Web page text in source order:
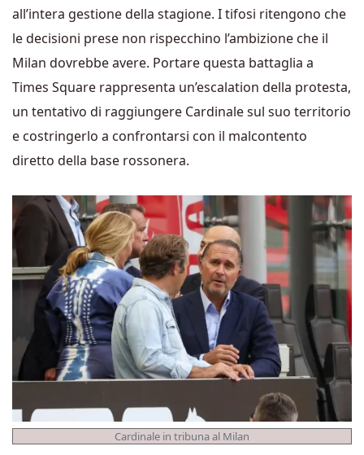
all’intera gestione della stagione. I tifosi ritengono che
le decisioni prese non rispecchino l’ambizione che il
Milan dovrebbe avere. Portare questa battaglia a
Times Square rappresenta un’escalation della protesta,
un tentativo di raggiungere Cardinale sul suo territorio
e costringerlo a confrontarsi con il malcontento
diretto della base rossonera.
Cardinale in tribuna al Milan